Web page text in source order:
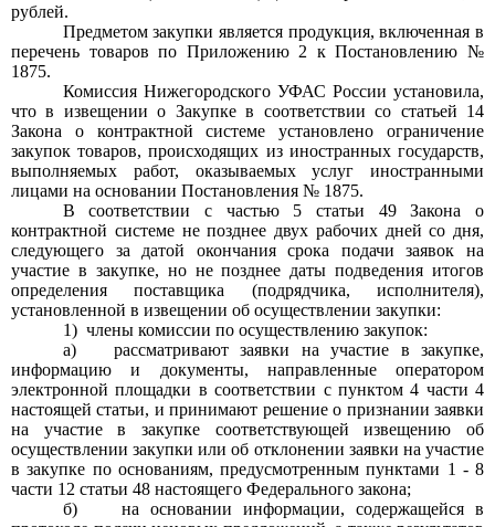
рублей.
Предметом закупки является продукция, включенная в
перечень товаров по Приложению 2 к Постановлению№
1875.
Комиссия Нижегородского УФАС России установила,
что в извещении о Закупке в соответствии со статьей 14
Закона о контрактной системе установлено ограничение
закупок товаров, происходящих из иностранных государств,
выполняемых работ, оказываемых услуг иностранными
лицами на основании Постановления № 1875.
В соответствии с частью 5 статьи 49Закона о
контрактной системе не позднее двух рабочих дней со дня,
следующего за датой окончания срока подачи заявок на
участие в закупке, но не позднее даты подведения итогов
определения поставщика (подрядчика, исполнителя),
установленной в извещении об осуществлении закупки:
1) члены комиссии по осуществлению закупок:
а)
рассматривают заявки на участие в закупке,
информацию и документы, направленные оператором
электронной площадки в соответствии с пунктом4 части 4
настоящей статьи, и принимают решение о признании заявки
на участие в закупке соответствующей извещению об
осуществлении закупки или об отклонении заявки на участие
в закупке по основаниям, предусмотренным пунктами 1 - 8
части 12 статьи 48 настоящего Федерального закона;
б)
на основании информации, содержащейся в